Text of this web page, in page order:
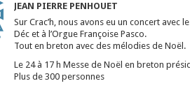
JEAN PIERRE PENHOUET
Sur Crac’h, nous avons eu un concert avec
Déc et à l’Orgue Françoise Pasco.
Tout en breton avec des mélodies de Noël.
Le 24 à 17 h Messe de Noël en breton
Plus de 300 personnes